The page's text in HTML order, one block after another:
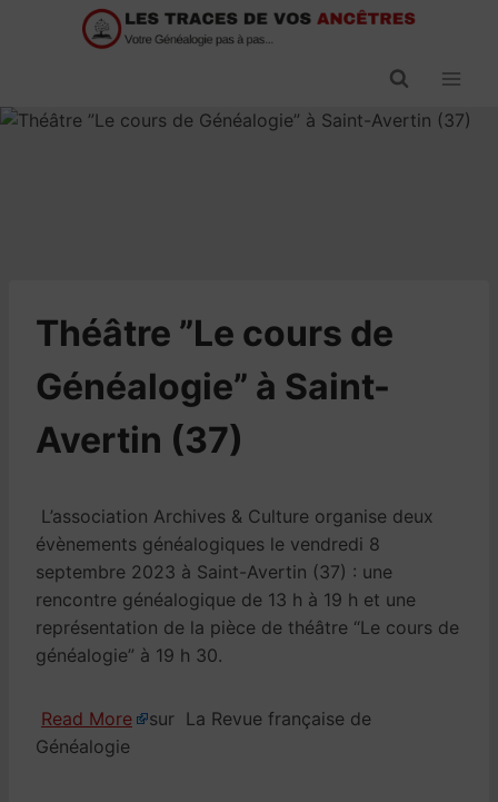
Théâtre ”Le cours de
Généalogie” à Saint-
Avertin (37)
L’association Archives & Culture organise deux
évènements généalogiques le vendredi 8
septembre 2023 à Saint-Avertin (37) : une
rencontre généalogique de 13 h à 19 h et une
représentation de la pièce de théâtre “Le cours de
généalogie” à 19 h 30.
Read More
sur La Revue française de
Généalogie